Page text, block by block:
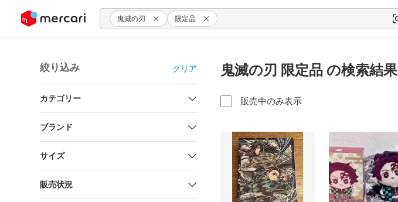
ツにスキップ 鬼滅の刃 限定品
絞り込み クリア
カテゴリー
ブランド
サイズ
販売状況
鬼滅の刃 限定品 の検索結果
販売中のみ表示